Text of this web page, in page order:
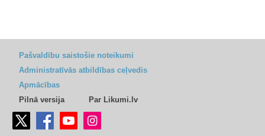
Pašvaldību saistošie noteikumi
Administratīvās atbildības ceļvedis
Apmācības
Pilnā versija
Par Likumi.lv